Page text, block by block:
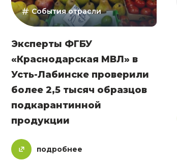
События отрасли
Эксперты ФГБУ
«Краснодарская МВЛ» в
Усть-Лабинске проверили
более 2,5 тысяч образцов
подкарантинной
продукции
подробнее